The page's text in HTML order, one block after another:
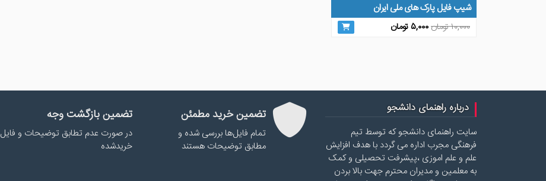
شیپ فایل پارک های ملی ایران
۱۰,۰۰۰تومانقیمت
۵,۰۰۰ تومان
درباره راهنمای دانشجو
سایت راهنمای دانشجو که توسط تیم
فرهنگی مجرب اداره می گردد با هدف افزایش
علم و علم اموزی ،پیشرفت تحصیلی و کمک
به معلمین و مدیران محترم جهت بالا بردن
تضمین خرید مطمئن
تمام فایل‌ها بررسی شده و
مطابق توضیحات هستند
تضمین بازگشت وجه
در صورت عدم تطابق توضیحات و فایل
خریدشده